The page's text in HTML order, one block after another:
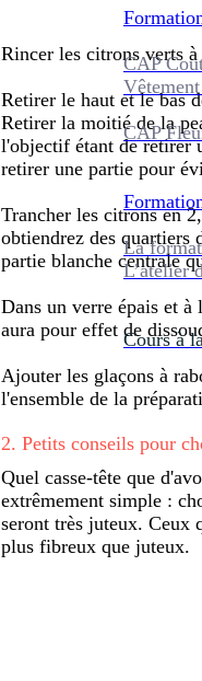
CAP
CAP
La
L’atelier
Cours à
Rincer les citrons verts
Retirer le haut et le bas
Retirer la moitié de la
l'objectif étant de retirer
retirer une partie pour
Trancher les citrons en
obtiendrez des quartiers
partie blanche centrale
Dans un verre épais et
aura pour effet de
Ajouter les glaçons à
l'ensemble de la
2. Petits conseils pour
Quel casse-tête que
extrêmement simple :
seront très juteux. Ceux
plus fibreux que juteux.